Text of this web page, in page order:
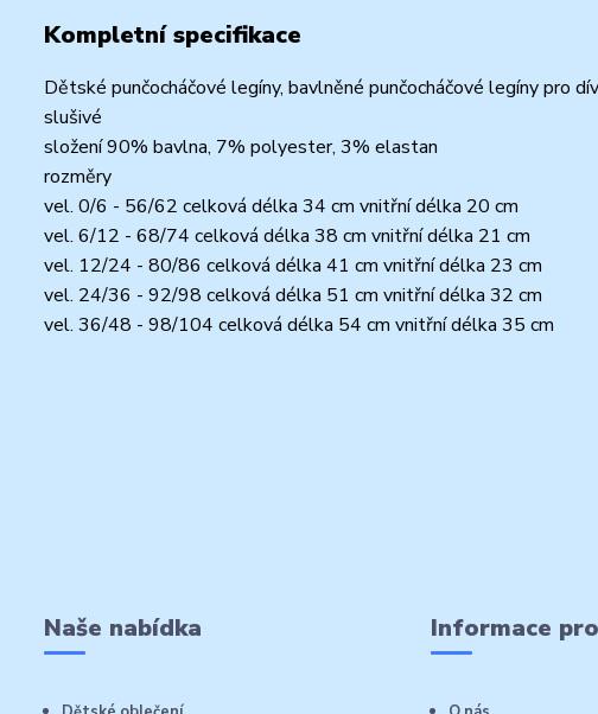
Kompletní specifikace
Dětské punčocháčové legíny, bavlněné punčocháčové legíny pro
slušivé
složení 90% bavlna, 7% polyester, 3% elastan
rozměry
vel. 0/6 - 56/62 celková délka 34 cm vnitřní délka 20 cm
vel. 6/12 - 68/74 celková délka 38 cm vnitřní délka 21 cm
vel. 12/24 - 80/86 celková délka 41 cm vnitřní délka 23 cm
vel. 24/36 - 92/98 celková délka 51 cm vnitřní délka 32 cm
vel. 36/48 - 98/104 celková délka 54 cm vnitřní délka 35 cm
Naše nabídka Informace